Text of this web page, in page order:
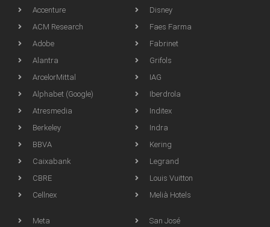
Accenture
ACM Research
Adobe
Alantra
ArcelorMittal
Alphabet (Google)
Atresmedia
Berkeley
BBVA
Caixabank
CBRE
Cellnex
Disney
Faes Farma
Fabrinet
Grifols
IAG
Iberdrola
Inditex
Indra
Kering
Legrand
Louis Vuitton
Melià Hotels
Meta San José